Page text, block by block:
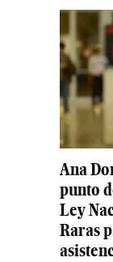
Ana
punto
Ley
Raras